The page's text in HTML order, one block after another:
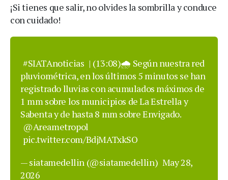
¡Si tienes que salir, no olvides la sombrilla y conduce
con cuidado!
#SIATAnoticias | (13:08)🌧️ Según nuestra red
pluviométrica, en los últimos 5 minutos se han
registrado lluvias con acumulados máximos de
1 mm sobre los municipios de La Estrella y
Sabenta y de hasta 8 mm sobre Envigado.
@Areametropol
pic.twitter.com/BdjMATxkSO
— siatamedellin (@siatamedellin) May 28,
2026